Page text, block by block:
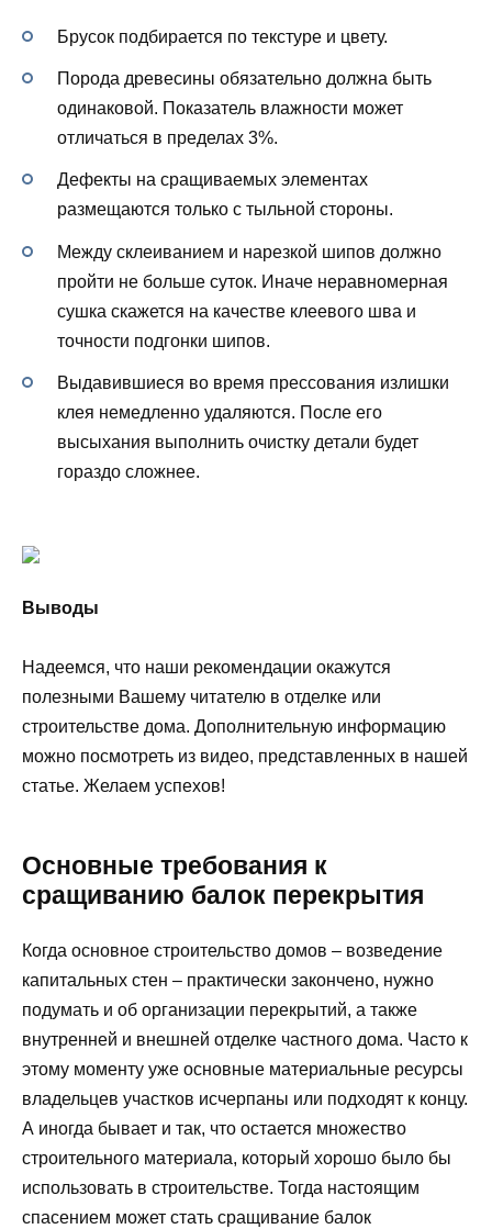
Брусок подбирается по текстуре и цвету.
Порода древесины обязательно должна быть
одинаковой. Показатель влажности может
отличаться в пределах 3%.
Дефекты на сращиваемых элементах
размещаются только с тыльной стороны.
Между склеиванием и нарезкой шипов должно
пройти не больше суток. Иначе неравномерная
сушка скажется на качестве клеевого шва и
точности подгонки шипов.
Выдавившиеся во время прессования излишки
клея немедленно удаляются. После его
высыхания выполнить очистку детали будет
гораздо сложнее.
Выводы
Надеемся, что наши рекомендации окажутся
полезными Вашему читателю в отделке или
строительстве дома. Дополнительную информацию
можно посмотреть из видео, представленных в нашей
статье. Желаем успехов!
Основные требования к
сращиванию балок перекрытия
Когда основное строительство домов – возведение
капитальных стен – практически закончено, нужно
подумать и об организации перекрытий, а также
внутренней и внешней отделке частного дома. Часто к
этому моменту уже основные материальные ресурсы
владельцев участков исчерпаны или подходят к концу.
А иногда бывает и так, что остается множество
строительного материала, который хорошо было бы
использовать в строительстве. Тогда настоящим
спасением может стать сращивание балок